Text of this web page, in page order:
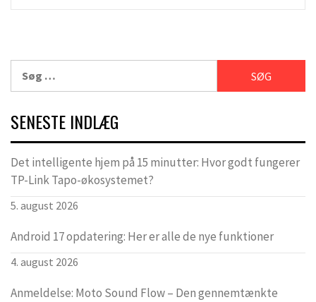
efter:
SENESTE INDLÆG
Det intelligente hjem på 15 minutter: Hvor godt fungerer
TP-Link Tapo-økosystemet?
5. august 2026
Android 17 opdatering: Her er alle de nye funktioner
4. august 2026
Anmeldelse: Moto Sound Flow – Den gennemtænkte